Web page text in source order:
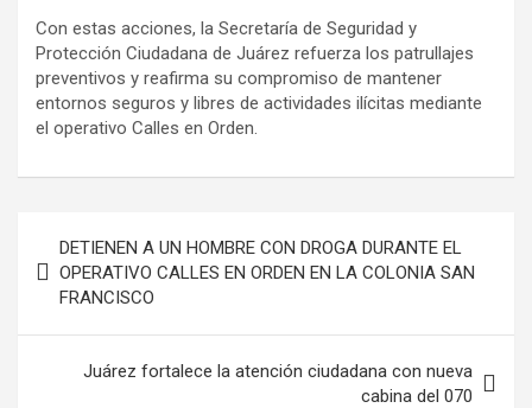
Con estas acciones, la Secretaría de Seguridad y
Protección Ciudadana de Juárez refuerza los patrullajes
preventivos y reafirma su compromiso de mantener
entornos seguros y libres de actividades ilícitas mediante
el operativo Calles en Orden.
de
entradas
DETIENEN A UN HOMBRE CON DROGA DURANTE EL
OPERATIVO CALLES EN ORDEN EN LA COLONIA SAN
FRANCISCO
Juárez fortalece la atención ciudadana con nueva
cabina del 070